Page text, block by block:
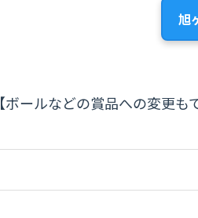
旭
【ボールなどの賞品への変更も